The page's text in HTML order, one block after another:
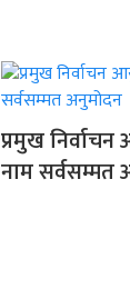
प्रमुख
नाम सर्वसम्मत